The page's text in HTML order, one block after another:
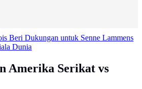
Beri Dukungan untuk Senne Lammens
Dunia
Amerika Serikat vs